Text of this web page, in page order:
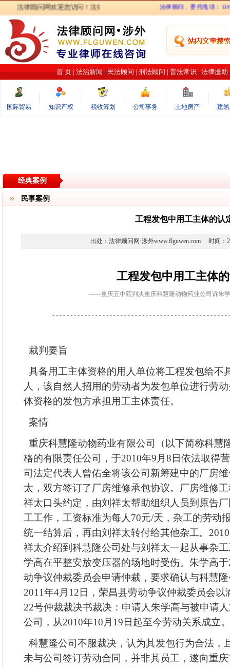
法律顾问网欢迎您访问！法律顾问网力图打造最专业的律师在线咨询网站
法律顾问、委托电话：
首 页|法治新闻|民法顾问|刑法顾问|普法常识|法律援助
国际贸易 知识产权 税收筹划 公司事务 土地房产 建
经典案例
民事案例
工程发包中用工主体的认
出处：法律顾问网·涉外www.flguwen.com 时间：
工程发包中用工主体
——重庆五中院判决重庆科慧隆动物药业公司诉朱
- - - - - - - - - - - - - - - - - - - - - - - - - - - - - - - - - - - - - - - - - - - - - - - - -
裁判要旨
具备用工主体资格的用人单位将工程发包给不
人，该自然人招用的劳动者为发包单位进行劳
体资格的发包方承担用工主体责任。
案情
重庆科慧隆动物药业有限公司（以下简称科慧
格的有限责任公司，于2010年9月8日依法取得
司法定代表人曾佑全将该公司新筹建中的厂房
太，双方签订了厂房维修承包协议。厂房维修
祥太口头约定，由刘祥太帮助组织人员到原告
工工作，工资标准为每人70元/天，杂工的劳动
统一结算后，再由刘祥太转付给其他杂工。
祥太介绍到科慧隆公司处与刘祥太一起从事杂
学高在平整安放变压器的场地时受伤。朱学高
动争议仲裁委员会申请仲裁，要求确认与科慧
2011年4月12日，荣昌县劳动争议仲裁委员会
22号仲裁裁决书裁决：申请人朱学高与被申请
公司，从2010年10月19日起至今劳动关系成立。
科慧隆公司不服裁决，认为其发包行为合法，
未与公司签订劳动合同，并非其员工，遂向重